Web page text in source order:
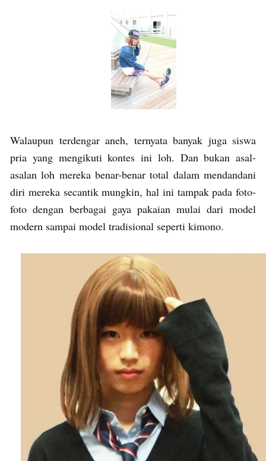
Walaupun terdengar aneh, ternyata banyak juga siswa
pria yang mengikuti kontes ini loh. Dan bukan asal-
asalan loh mereka benar-benar total dalam mendandani
diri mereka secantik mungkin, hal ini tampak pada foto-
foto dengan berbagai gaya pakaian mulai dari model
modern sampai model tradisional seperti kimono.